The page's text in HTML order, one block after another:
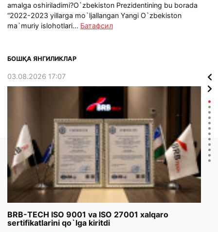
amalga oshiriladimi?O`zbekiston Prezidentining bu borada
“2022-2023 yillarga mo`ljallangan Yangi O`zbekiston
ma`muriy islohotlari... Батафсил
БОШҚА ЯНГИЛИКЛАР
03.08.2026 17:07
BRB-TECH ISO 9001 va ISO 27001 xalqaro
sertifikatlarini qo`lga kiritdi